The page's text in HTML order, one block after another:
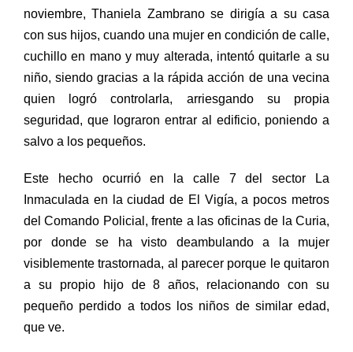
noviembre, Thaniela Zambrano se dirigía a su casa
con sus hijos, cuando una mujer en condición de calle,
cuchillo en mano y muy alterada, intentó quitarle a su
niño, siendo gracias a la rápida acción de una vecina
quien logró controlarla, arriesgando su propia
seguridad, que lograron entrar al edificio, poniendo a
salvo a los pequeños.
Este hecho ocurrió en la calle 7 del sector La
Inmaculada en la ciudad de El Vigía, a pocos metros
del Comando Policial, frente a las oficinas de la Curia,
por donde se ha visto deambulando a la mujer
visiblemente trastornada, al parecer porque le quitaron
a su propio hijo de 8 años, relacionando con su
pequeño perdido a todos los niños de similar edad,
que ve.